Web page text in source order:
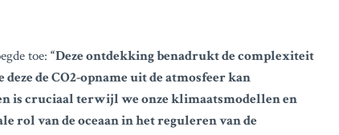
toe: “Deze ontdekking benadrukt de complexiteit
de CO2-opname uit de atmosfeer kan
is cruciaal terwijl we onze klimaatsmodellen en
rol van de oceaan in het reguleren van de